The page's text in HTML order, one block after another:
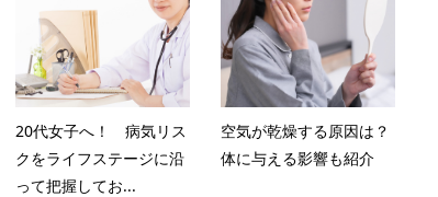
20代女子へ！ 病気リス
クをライフステージに沿
って把握してお...
空気が乾燥する原因は？
体に与える影響も紹介